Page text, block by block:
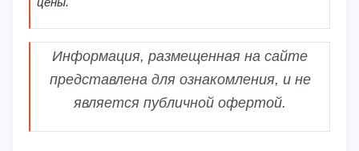
Информация, размещенная на сайте
представлена для ознакомления, и не
является публичной офертой.